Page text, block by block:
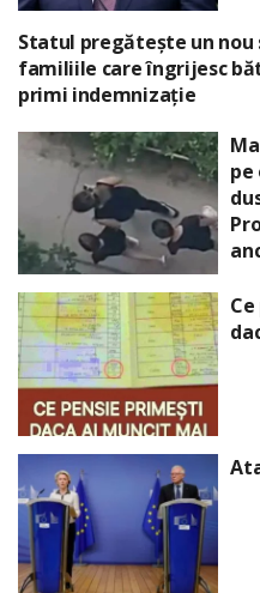
Statul pregătește un
familiile care îngrijesc
primi indemnizație
pe